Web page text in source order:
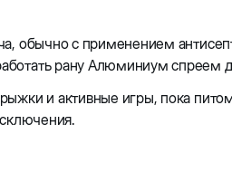
обычно с применением
рану Алюминиум спреем
и активные игры, пока